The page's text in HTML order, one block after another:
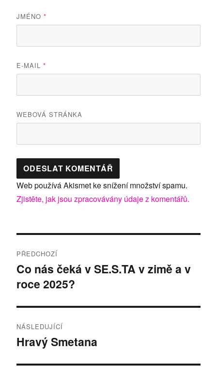
JMÉNO*
E-MAIL*
WEBOVÁ STRÁNKA
Web používá Akismet ke snížení množství spamu.
Zjistěte, jak jsou zpracovávány údaje z komentářů.
pro
příspěvek
PŘEDCHOZÍ
Předchozí
příspěvek:
Co nás čeká v SE.S.TA v zimě a v
roce 2025?
NÁSLEDUJÍCÍ
Následující
Hravý Smetana